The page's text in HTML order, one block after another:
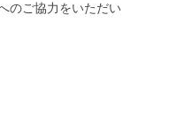
のご協力をいただい